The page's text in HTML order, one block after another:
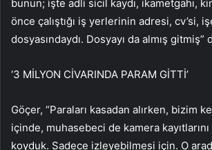
bunun; işte adli sicil kaydı, ikametgahı,
önce çalıştığı iş yerlerinin adresi, cv’si,
dosyasındaydı. Dosyayı da almış gitmiş”
‘3 MİLYON CİVARINDA PARAM GİTTİ’
Göçer, “Paraları kasadan alırken, bizim
içinde, muhasebeci de kamera
koyduk. Sadece izleyebilmesi için. O